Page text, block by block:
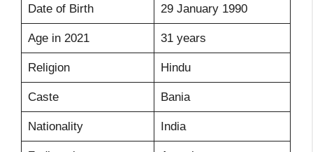
Date of Birth 29 January 1990
Age in 2021 31 years
Religion Hindu
Caste Bania
Nationality India